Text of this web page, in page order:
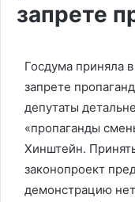
запрете
Госдума приняла
запрете
депутаты
«пропаганды
Хинштейн.
законопроект
демонстрацию